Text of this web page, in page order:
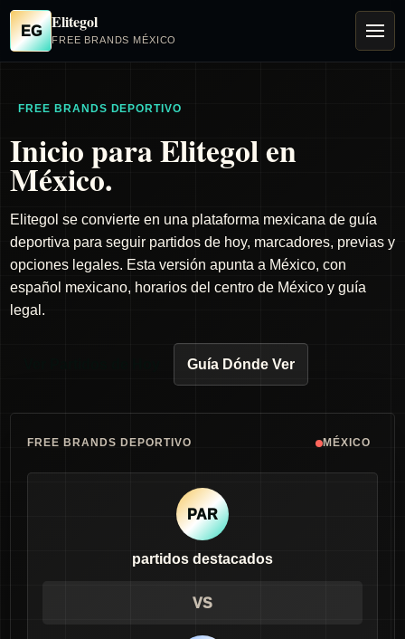
EG Elitegol
FREE BRANDS MÉXICO
FREE BRANDS DEPORTIVO
Inicio para Elitegol en
México.
Elitegol se convierte en una plataforma mexicana de guía
deportiva para seguir partidos de hoy, marcadores, previas y
opciones legales. Esta versión apunta a México, con
español mexicano, horarios del centro de México y guía
legal.
Guía Dónde Ver
FREE BRANDS DEPORTIVO MÉXICO
PAR
partidos destacados
VS